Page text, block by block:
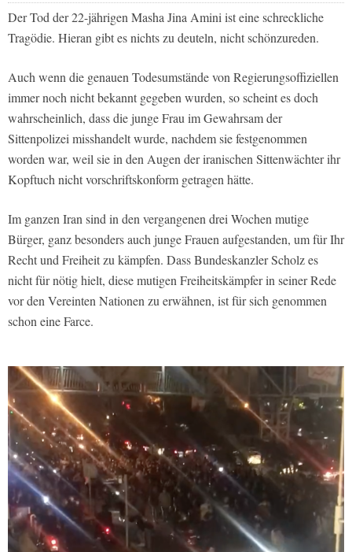
Der Tod der 22-jährigen Masha Jina Amini ist eine schreckliche
Tragödie. Hieran gibt es nichts zu deuteln, nicht schönzureden.
Auch wenn die genauen Todesumstände von Regierungsoffiziellen
immer noch nicht bekannt gegeben wurden, so scheint es doch
wahrscheinlich, dass die junge Frau im Gewahrsam der
Sittenpolizei misshandelt wurde, nachdem sie festgenommen
worden war, weil sie in den Augen der iranischen Sittenwächter ihr
Kopftuch nicht vorschriftskonform getragen hätte.
Im ganzen Iran sind in den vergangenen drei Wochen mutige
Bürger, ganz besonders auch junge Frauen aufgestanden, um für Ihr
Recht und Freiheit zu kämpfen. Dass Bundeskanzler Scholz es
nicht für nötig hielt, diese mutigen Freiheitskämpfer in seiner Rede
vor den Vereinten Nationen zu erwähnen, ist für sich genommen
schon eine Farce.